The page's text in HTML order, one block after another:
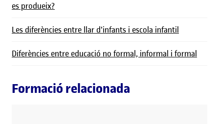
es produeix?
Les diferències entre llar d'infants i escola infantil
Diferències entre educació no formal, informal i formal
Formació relacionada